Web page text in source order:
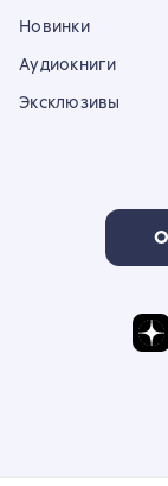
Новинки
Аудиокниги
Эксклюзивы